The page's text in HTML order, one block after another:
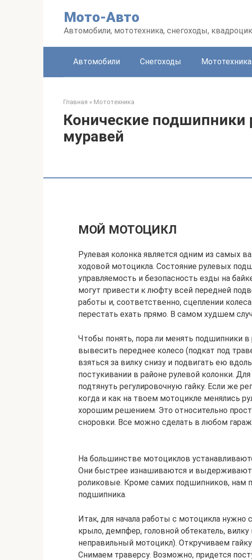
Мото-Авто
Автомобили, мототехника, снегоходы,
Автомобили Снегоходы Мототехника
Главная » Мототехника
Конические подшипники
муравей
МОЙ МОТОЦИКЛ
Рулевая колонка является одним из самых
ходовой мотоцикла. Состояние рулевых
управляемость и безопасность езды на
могут привести к люфту всей передней
работы и, соответственно, сцеплении
перестать ехать прямо. В самом худшем
Чтобы понять, пора ли менять подшипники
вывесить переднее колесо (подкат под
взяться за вилку снизу и подвигать ею
постукивании в районе рулевой колонки.
подтянуть регулировочную гайку. Если же
когда и как на твоем мотоцикле менялись
хорошим решением. Это относительно
сноровки. Все можно сделать в любом
На большинстве мотоциклов
Они быстрее изнашиваются и выдерживают
роликовые. Кроме самих подшипников, нам
подшипника.
Итак, для начала работы с мотоцикла нужно
крыло, демпфер, головной обтекатель, вилку
неправильный мотоцикл). Откручиваем
Снимаем траверсу. Возможно, придется